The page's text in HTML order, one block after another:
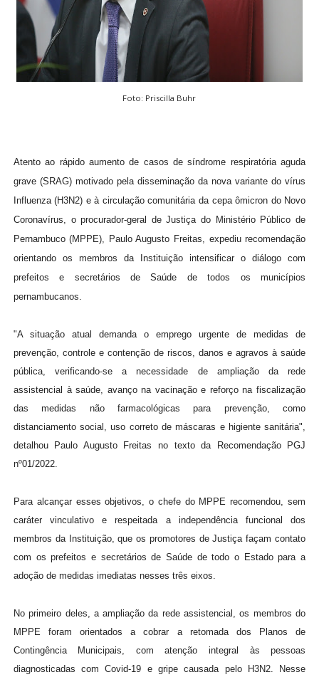
Foto: Priscilla Buhr
Atento ao rápido aumento de casos de síndrome respiratória aguda
grave (SRAG) motivado pela disseminação da nova variante do vírus
Influenza (H3N2) e à circulação comunitária da cepa ômicron do Novo
Coronavírus, o procurador-geral de Justiça do Ministério Público de
Pernambuco (MPPE), Paulo Augusto Freitas, expediu recomendação
orientando os membros da Instituição intensificar o diálogo com
prefeitos e secretários de Saúde de todos os municípios
pernambucanos.
"A situação atual demanda o emprego urgente de medidas de
prevenção, controle e contenção de riscos, danos e agravos à saúde
pública, verificando-se a necessidade de ampliação da rede
assistencial à saúde, avanço na vacinação e reforço na fiscalização
das medidas não farmacológicas para prevenção, como
distanciamento social, uso correto de máscaras e higiente sanitária",
detalhou Paulo Augusto Freitas no texto da Recomendação PGJ
nº01/2022.
Para alcançar esses objetivos, o chefe do MPPE recomendou, sem
caráter vinculativo e respeitada a independência funcional dos
membros da Instituição, que os promotores de Justiça façam contato
com os prefeitos e secretários de Saúde de todo o Estado para a
adoção de medidas imediatas nesses três eixos.
No primeiro deles, a ampliação da rede assistencial, os membros do
MPPE foram orientados a cobrar a retomada dos Planos de
Contingência Municipais, com atenção integral às pessoas
diagnosticadas com Covid-19 e gripe causada pelo H3N2. Nesse